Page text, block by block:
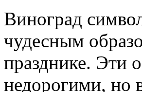
Виноград
чудесным
празднике. Эти
недорогими, но